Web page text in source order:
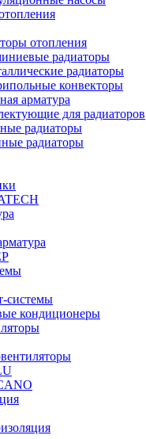
отопления
радиаторы
радиаторы
конвекторы
арматура
для радиаторов
радиаторы
радиаторы
системы
кондиционеры